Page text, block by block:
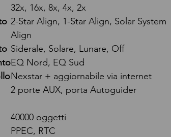
32x, 16x, 8x, 4x, 2x
2-Star Align, 1-Star Align, Solar System
Align
Siderale, Solare, Lunare, Off
EQ Nord, EQ Sud
Nexstar + aggiornabile via internet
2 porte AUX, porta Autoguider
40000 oggetti
PPEC, RTC